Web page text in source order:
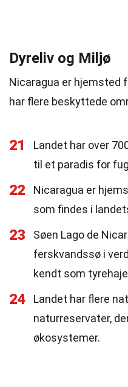
Dyreliv og Miljø
Nicaragua er hjemsted
har flere beskyttede
21
Landet har over
til et paradis for
22 Nicaragua er
som findes i
23
Søen Lago de
ferskvandssø i
kendt som
24
Landet har flere
naturreservater,
økosystemer.